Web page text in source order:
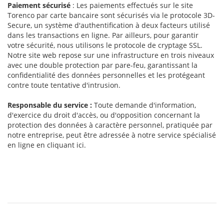
Paiement sécurisé : Les paiements effectués sur le site
Torenco par carte bancaire sont sécurisés via le protocole 3D-
Secure, un système d'authentification à deux facteurs utilisé
dans les transactions en ligne. Par ailleurs, pour garantir
votre sécurité, nous utilisons le protocole de cryptage SSL.
Notre site web repose sur une infrastructure en trois niveaux
avec une double protection par pare-feu, garantissant la
confidentialité des données personnelles et les protégeant
contre toute tentative d'intrusion.
Responsable du service : Toute demande d'information,
d'exercice du droit d'accès, ou d'opposition concernant la
protection des données à caractère personnel, pratiquée par
notre entreprise, peut être adressée à notre service spécialisé
en ligne en cliquant ici.